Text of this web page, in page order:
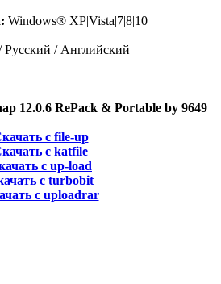
Windows® XP|Vista|7|8|10
Русский / Английский
12.0.6 RePack & Portable by 9649
с file-up
с katfile
с up-load
с turbobit
с uploadrar